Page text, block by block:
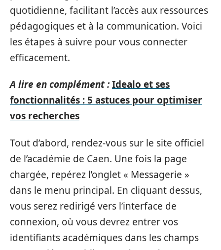
quotidienne, facilitant l’accès aux ressources
pédagogiques et à la communication. Voici
les étapes à suivre pour vous connecter
efficacement.
A lire en complément :Idealo et ses
fonctionnalités : 5 astuces pour optimiser
vos recherches
Tout d’abord, rendez-vous sur le site officiel
de l’académie de Caen. Une fois la page
chargée, repérez l’onglet « Messagerie »
dans le menu principal. En cliquant dessus,
vous serez redirigé vers l’interface de
connexion, où vous devrez entrer vos
identifiants académiques dans les champs